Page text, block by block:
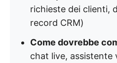
richieste dei clienti,
record CRM)
Come dovrebbe
chat live, assistente